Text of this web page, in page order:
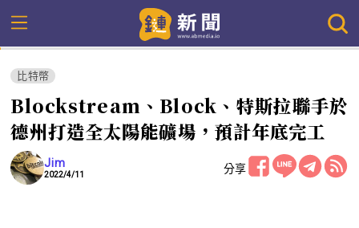
比特幣
Blockstream、Block、特斯拉聯手於
德州打造全太陽能礦場，預計年底完工
Jim
2022/4/11 分享